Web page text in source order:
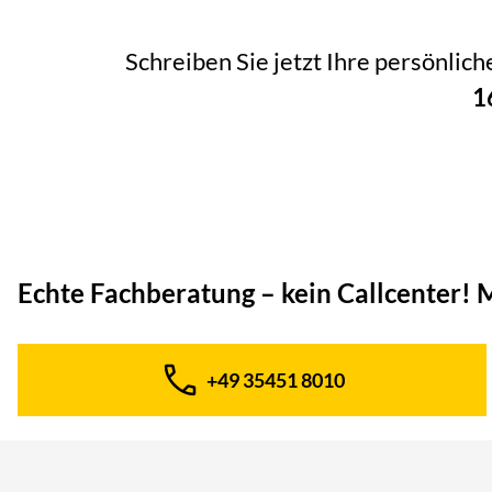
Schreiben Sie jetzt Ihre
Echte Fachberatung – kein Callcenter!
Telefon:
+49 35451 8010